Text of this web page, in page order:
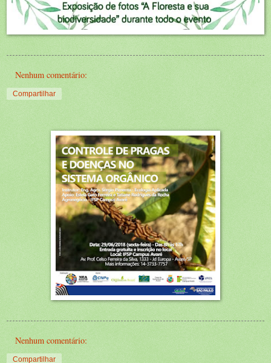
Nenhum comentário:
Compartilhar
Nenhum comentário:
Compartilhar